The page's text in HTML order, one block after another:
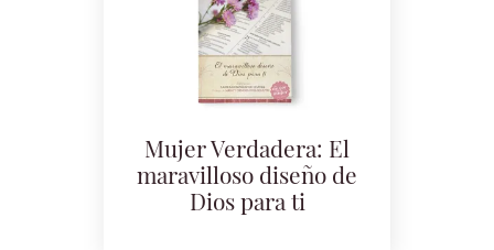
Mujer Verdadera: El
maravilloso diseño de
Dios para ti